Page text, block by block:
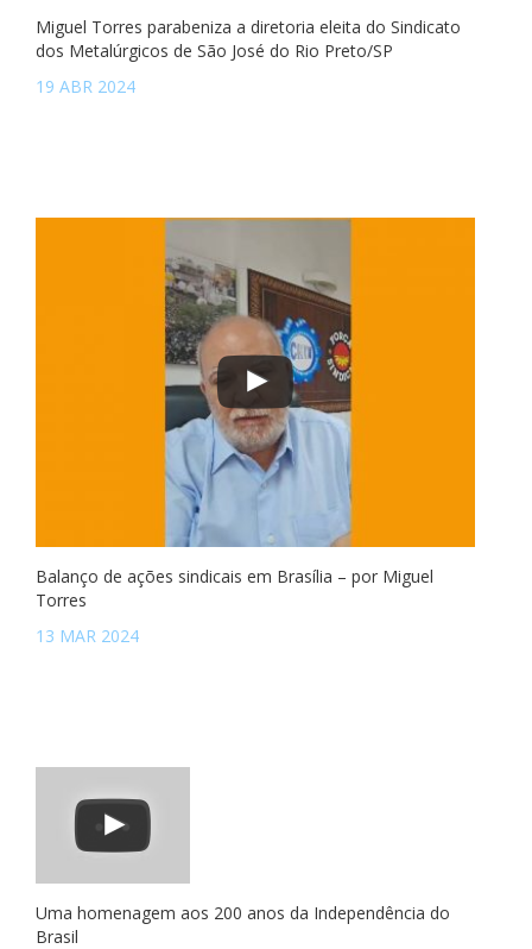
Miguel Torres parabeniza a diretoria eleita do Sindicato
dos Metalúrgicos de São José do Rio Preto/SP
19 ABR 2024
Balanço de ações sindicais em Brasília – por Miguel
Torres
13 MAR 2024
Uma homenagem aos 200 anos da Independência do
Brasil